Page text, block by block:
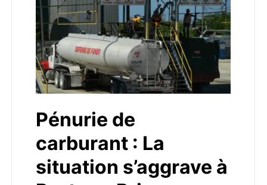
Pénurie de
carburant : La
situation s’aggrave à